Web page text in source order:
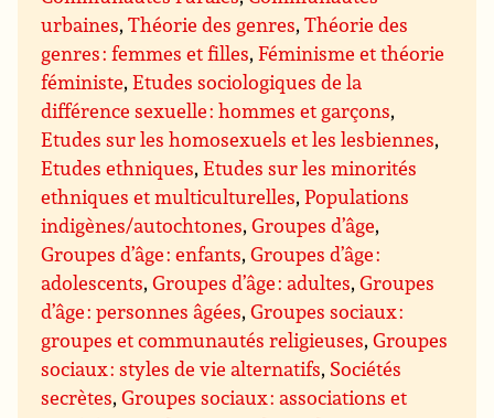
urbaines,Théorie des genres,Théorie des
genres : femmes et filles,Féminisme et théorie
féministe,Etudes sociologiques de la
différence sexuelle : hommes et garçons,
Etudes sur les homosexuels et les lesbiennes,
Etudes ethniques,Etudes sur les minorités
ethniques et multiculturelles,Populations
indigènes/autochtones,Groupes d’âge,
Groupes d’âge : enfants,Groupes d’âge :
adolescents,Groupes d’âge : adultes,Groupes
d’âge : personnes âgées,Groupes sociaux :
groupes et communautés religieuses,Groupes
sociaux : styles de vie alternatifs, Sociétés
secrètes,Groupes sociaux : associations et